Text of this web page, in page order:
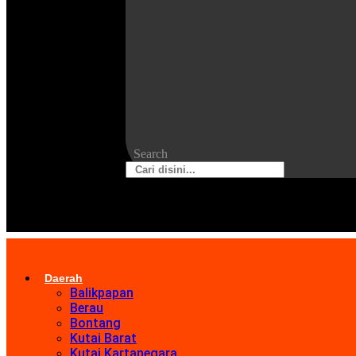
Search
Daerah
Balikpapan
Berau
Bontang
Kutai Barat